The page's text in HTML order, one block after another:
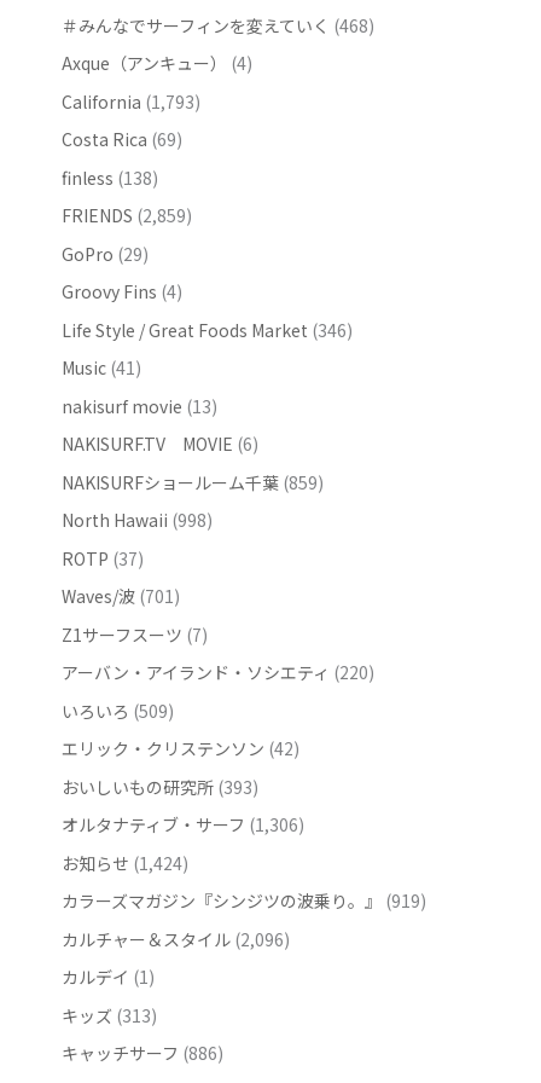
＃みんなでサーフィンを変えていく (468)
Axque（アンキュー）
(4)
California (1,793)
Costa Rica (69)
finless (138)
FRIENDS (2,859)
GoPro (29)
Groovy Fins (4)
Life Style / Great Foods Market (346)
Music (41)
nakisurf movie (13)
NAKISURF.TV MOVIE (6)
NAKISURFショールーム千葉 (859)
North Hawaii (998)
ROTP (37)
Waves/波 (701)
Z1サーフスーツ (7)
アーバン・アイランド・ソシエティ (220)
いろいろ (509)
エリック・クリステンソン (42)
おいしいもの研究所 (393)
オルタナティブ・サーフ (1,306)
お知らせ (1,424)
カラーズマガジン『シンジツの波乗り。』 (919)
カルチャー＆スタイル (2,096)
カルデイ (1)
キッズ (313)
キャッチサーフ (886)